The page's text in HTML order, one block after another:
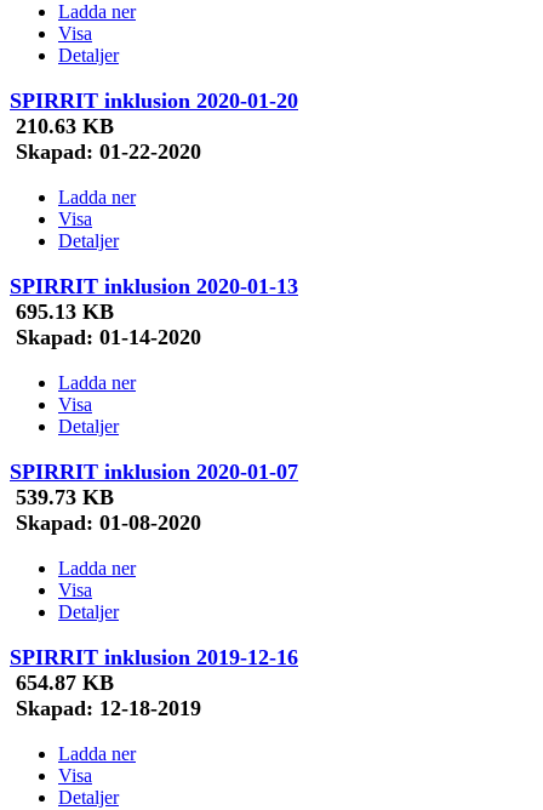
Ladda ner
Visa
Detaljer
SPIRRIT inklusion 2020-01-20
210.63 KB
Skapad: 01-22-2020
Ladda ner
Visa
Detaljer
SPIRRIT inklusion 2020-01-13
695.13 KB
Skapad: 01-14-2020
Ladda ner
Visa
Detaljer
SPIRRIT inklusion 2020-01-07
539.73 KB
Skapad: 01-08-2020
Ladda ner
Visa
Detaljer
SPIRRIT inklusion 2019-12-16
654.87 KB
Skapad: 12-18-2019
Ladda ner
Visa
Detaljer